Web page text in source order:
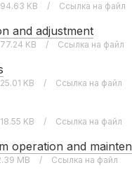
KB / Ссылка на файл
and adjustment
KB / Ссылка на файл
KB / Ссылка на файл
KB / Ссылка на файл
operation and
MB / Ссылка на файл